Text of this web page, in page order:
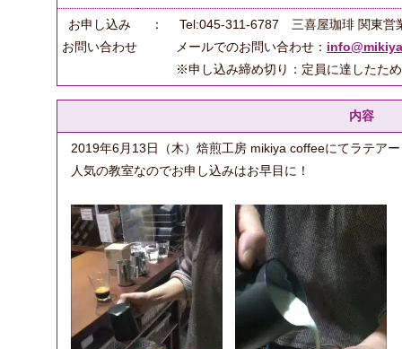
お申し込み
お問い合わせ
： Tel:045-311-6787 三喜屋珈琲 関東営
メールでのお問い合わせ：
※申し込み締め切り：定員に達したため
内容
2019年6月13日（木）焙煎工房 mikiya coffeeにてラテア
人気の教室なのでお申し込みはお早目に！